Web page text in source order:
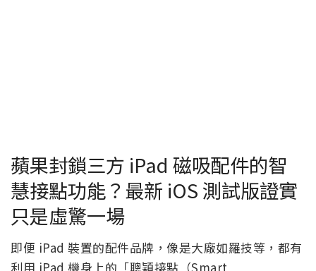
蘋果封鎖三方 iPad 磁吸配件的智
慧接點功能？最新 iOS 測試版證實
只是虛驚一場
即便 iPad 裝置的配件品牌，像是大廠如羅技等，都有
利用 iPad 機身上的「聰穎接點（Smart